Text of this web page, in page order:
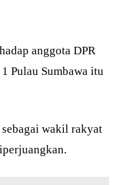
anggota DPR
Pulau Sumbawa itu
wakil rakyat